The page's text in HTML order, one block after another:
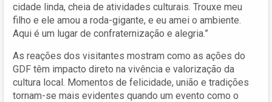
cidade linda, cheia de atividades culturais. Trouxe meu
filho e ele amou a roda-gigante, e eu amei o ambiente.
Aqui é um lugar de confraternização e alegria.”
As reações dos visitantes mostram como as ações do
GDF têm impacto direto na vivência e valorização da
cultura local. Momentos de felicidade, união e tradições
tornam-se mais evidentes quando um evento como o